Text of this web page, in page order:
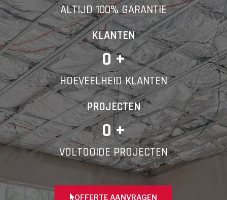
Telefoonnummer
Vorige
ALTIJD 100% GARANTIE
KLANTEN
0 +
HOEVEELHEID KLANTEN
PROJECTEN
0 +
VOLTOOIDE PROJECTEN
OFFERTE AANVRAGEN